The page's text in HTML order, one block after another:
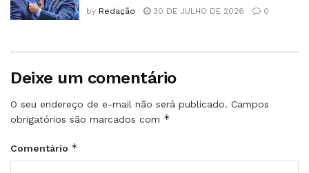
by Redação 30 DE JULHO DE 2026 0
Deixe um comentário
O seu endereço de e-mail não será publicado. Campos
obrigatórios são marcados com *
Comentário *